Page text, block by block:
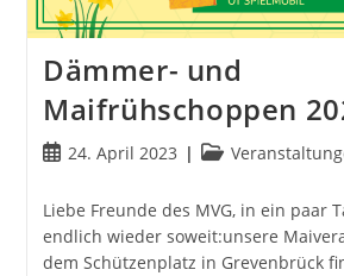
Dämmer- und
Maifrühschoppen
Beitrag
24. April 2023
Beitrags-
Liebe Freunde des MVG, in ein paar
endlich wieder soweit:unsere
dem Schützenplatz in Grevenbrück